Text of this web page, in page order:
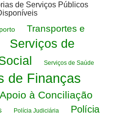
de Serviços Públicos
Transportes e
Serviços de
Serviços de Saúde
de Finanças
à Conciliação
Polícia Judiciária
Polícia